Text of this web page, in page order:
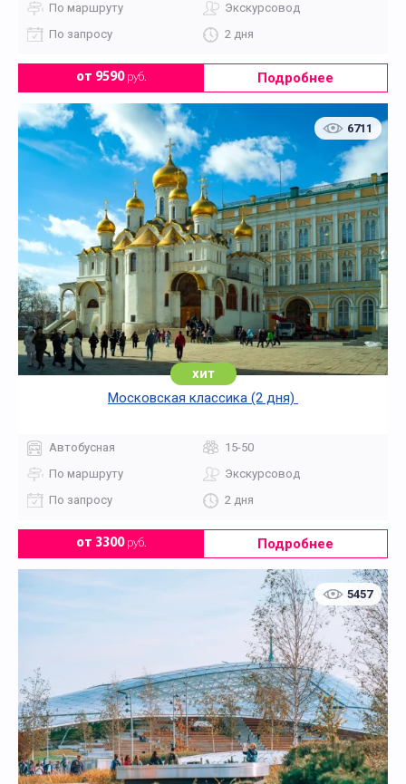
По маршруту
Экскурсовод
По запросу
2 дня
от 9590руб. Подробнее
6711
хит
Московская классика (2 дня)
Автобусная
15-50
По маршруту
Экскурсовод
По запросу
2 дня
от 3300руб. Подробнее
5457